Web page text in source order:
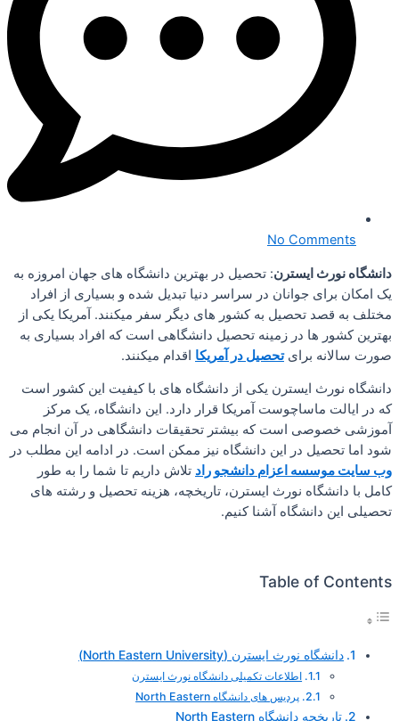
No Comments
دانشگاه نورث ایسترن: تحصیل در بهترین دانشگاه های جهان امروزه به
یک امکان برای جوانان در سراسر دنیا تبدیل شده و بسیاری از افراد
مختلف به قصد تحصیل به کشور های دیگر سفر میکنند. آمریکا یکی از
بهترین کشور ها در زمینه تحصیل دانشگاهی است که افراد بسیاری به
صورت سالانه برایتحصیل در آمریکا اقدام میکنند.
دانشگاه نورث ایسترن یکی از دانشگاه های با کیفیت این کشور است
که در ایالت ماساچوست آمریکا قرار دارد. این دانشگاه، یک مرکز
آموزشی خصوصی است که بیشتر تحقیقات دانشگاهی در آن انجام می
شود اما تحصیل در این دانشگاه نیز ممکن است. در ادامه این مطلب در
وب سایت موسسه اعزام دانشجو راد تلاش داریم تا شما را به طور
کامل با دانشگاه نورث ایسترن، تاریخچه، هزینه تحصیل و رشته های
تحصیلی این دانشگاه آشنا کنیم.
Table of Contents
دانشگاه نورث ایسترن (North Eastern University)
اطلاعات تکمیلی دانشگاه نورث ایسترن
پردیس های دانشگاه North Eastern
تاریخچه دانشگاه North Eastern